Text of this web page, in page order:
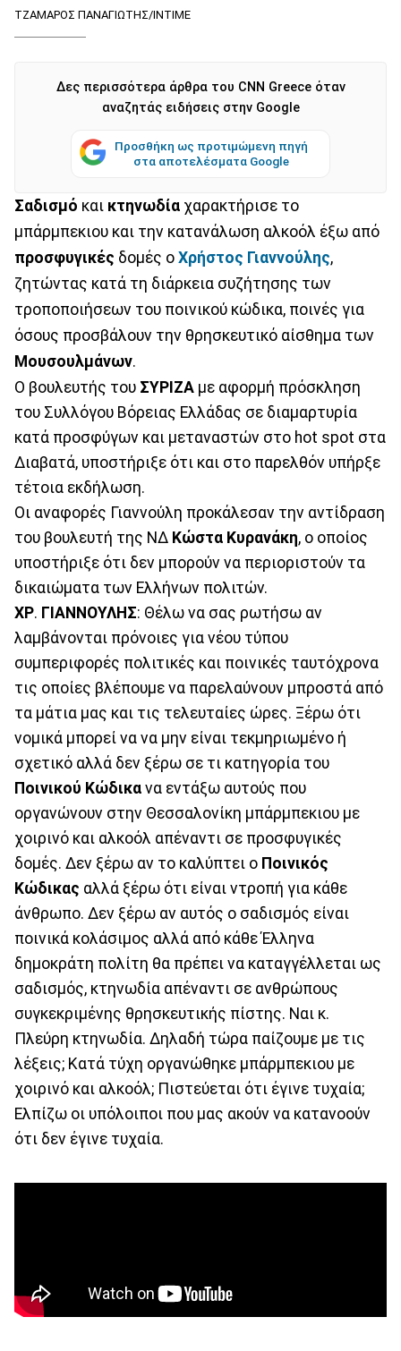
ΤΖΑΜΑΡΟΣ ΠΑΝΑΓΙΩΤΗΣ/ΙΝΤΙΜΕ
Δες περισσότερα άρθρα του CNN Greece όταν
αναζητάς ειδήσεις στην Google
Προσθήκη ως προτιμώμενη πηγή
στα αποτελέσματα Google
Σαδισμό και κτηνωδία χαρακτήρισε το
μπάρμπεκιου και την κατανάλωση αλκοόλ έξω από
προσφυγικές δομές ο Χρήστος Γιαννούλης,
ζητώντας κατά τη διάρκεια συζήτησης των
τροποποιήσεων του ποινικού κώδικα, ποινές για
όσους προσβάλουν την θρησκευτικό αίσθημα των
Μουσουλμάνων.
Ο βουλευτής του ΣΥΡΙΖΑ με αφορμή πρόσκληση
του Συλλόγου Βόρειας Ελλάδας σε διαμαρτυρία
κατά προσφύγων και μεταναστών στο hot spot στα
Διαβατά, υποστήριξε ότι και στο παρελθόν υπήρξε
τέτοια εκδήλωση.
Οι αναφορές Γιαννούλη προκάλεσαν την αντίδραση
του βουλευτή της ΝΔ Κώστα Κυρανάκη, ο οποίος
υποστήριξε ότι δεν μπορούν να περιοριστούν τα
δικαιώματα των Ελλήνων πολιτών.
ΧΡ. ΓΙΑΝΝΟΥΛΗΣ: Θέλω να σας ρωτήσω αν
λαμβάνονται πρόνοιες για νέου τύπου
συμπεριφορές πολιτικές και ποινικές ταυτόχρονα
τις οποίες βλέπουμε να παρελαύνουν μπροστά από
τα μάτια μας και τις τελευταίες ώρες. Ξέρω ότι
νομικά μπορεί να να μην είναι τεκμηριωμένο ή
σχετικό αλλά δεν ξέρω σε τι κατηγορία του
Ποινικού Κώδικα να εντάξω αυτούς που
οργανώνουν στην Θεσσαλονίκη μπάρμπεκιου με
χοιρινό και αλκοόλ απέναντι σε προσφυγικές
δομές. Δεν ξέρω αν το καλύπτει ο Ποινικός
Κώδικας αλλά ξέρω ότι είναι ντροπή για κάθε
άνθρωπο. Δεν ξέρω αν αυτός ο σαδισμός είναι
ποινικά κολάσιμος αλλά από κάθε Έλληνα
δημοκράτη πολίτη θα πρέπει να καταγγέλλεται ως
σαδισμός, κτηνωδία απέναντι σε ανθρώπους
συγκεκριμένης θρησκευτικής πίστης. Ναι κ.
Πλεύρη κτηνωδία. Δηλαδή τώρα παίζουμε με τις
λέξεις; Κατά τύχη οργανώθηκε μπάρμπεκιου με
χοιρινό και αλκοόλ; Πιστεύεται ότι έγινε τυχαία;
Ελπίζω οι υπόλοιποι που μας ακούν να κατανοούν
ότι δεν έγινε τυχαία.